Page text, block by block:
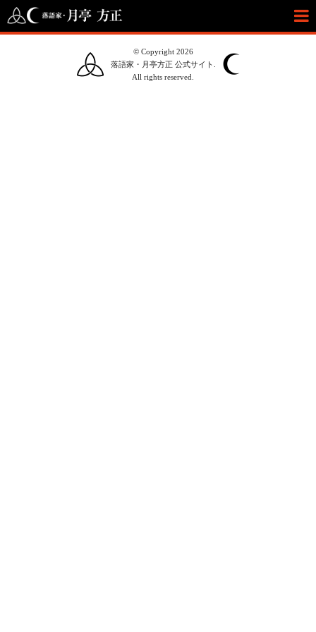
© Copyright 2026
落語家・月亭方正 公式サイト.
All rights reserved.